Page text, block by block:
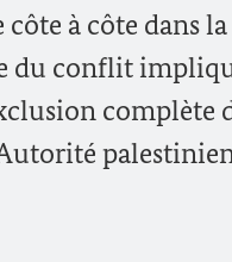
à côte dans
du conflit
complète